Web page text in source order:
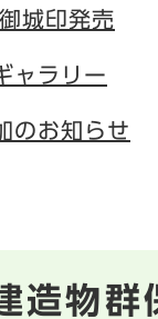
城印発売
ャラリー
のお知らせ
造物群